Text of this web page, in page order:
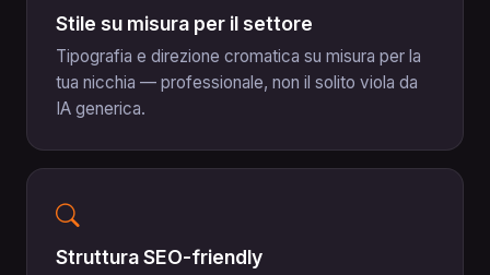
Stile su misura per il settore
Tipografia e direzione cromatica su misura per la
tua nicchia — professionale, non il solito viola da
IA generica.
Struttura SEO-friendly